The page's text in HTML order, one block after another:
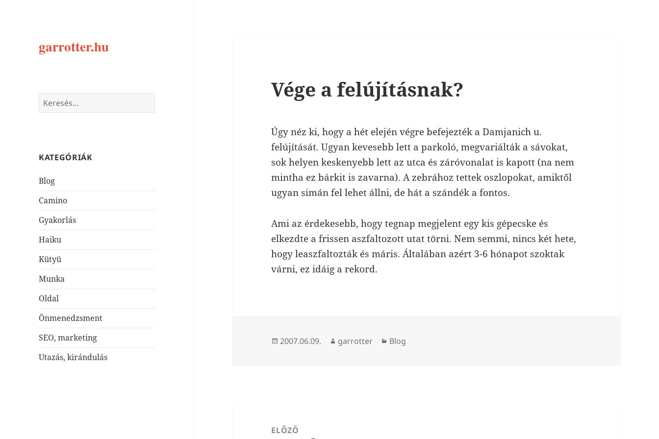
garrotter.hu
Keresés:
KATEGÓRIÁK
Blog
Camino
Gyakorlás
Haiku
Kütyü
Munka
Oldal
Önmenedzsment
SEO, marketing
Utazás, kirándulás
Vége a felújításnak?
Úgy néz ki, hogy a hét elején végre befejezték a Damjanich u.
felújítását. Ugyan kevesebb lett a parkoló, megvariálták a sávokat,
sok helyen keskenyebb lett az utca és záróvonalat is kapott (na nem
mintha ez bárkit is zavarna). A zebrához tettek oszlopokat, amiktől
ugyan simán fel lehet állni, de hát a szándék a fontos.
Ami az érdekesebb, hogy tegnap megjelent egy kis gépecske és
elkezdte a frissen aszfaltozott utat törni. Nem semmi, nincs két hete,
hogy leaszfaltozták és máris. Általában azért 3-6 hónapot szoktak
várni, ez idáig a rekord.
Közzétéve
2007.06.09. Szerző
garrotter Kategória
Blog
navigációELŐZŐ